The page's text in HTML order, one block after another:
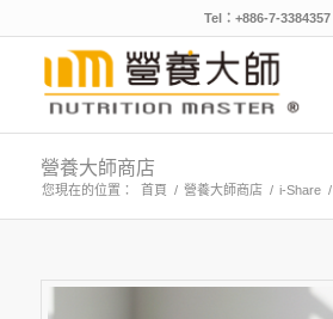
Tel：+886-7-3384357
營養大師商店
您現在的位置： 首頁 / 營養大師商店 / i-Share /